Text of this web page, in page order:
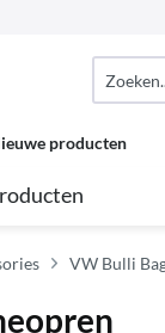
producten
VW Bulli